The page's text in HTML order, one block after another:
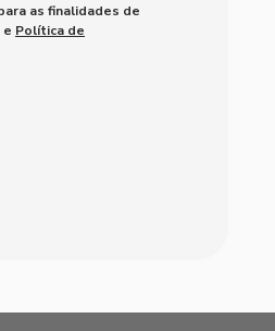
as finalidades de
e Política de